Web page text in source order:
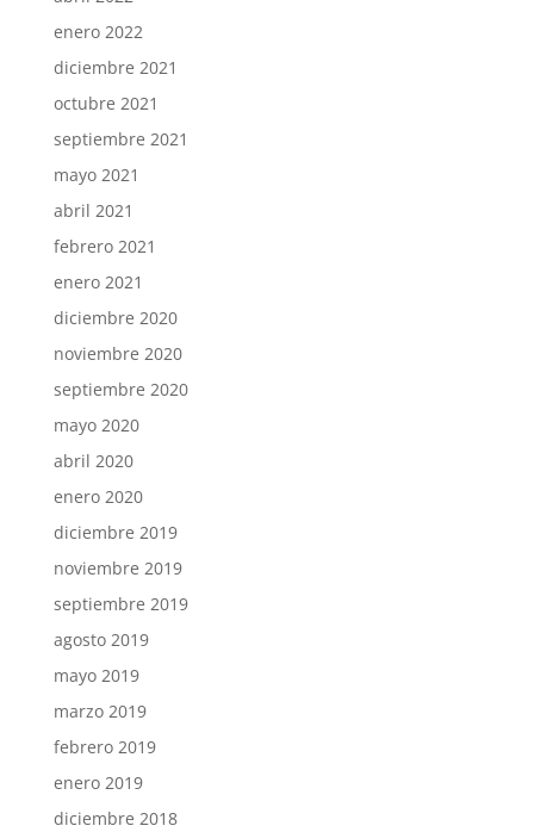
enero 2022
diciembre 2021
octubre 2021
septiembre 2021
mayo 2021
abril 2021
febrero 2021
enero 2021
diciembre 2020
noviembre 2020
septiembre 2020
mayo 2020
abril 2020
enero 2020
diciembre 2019
noviembre 2019
septiembre 2019
agosto 2019
mayo 2019
marzo 2019
febrero 2019
enero 2019
diciembre 2018